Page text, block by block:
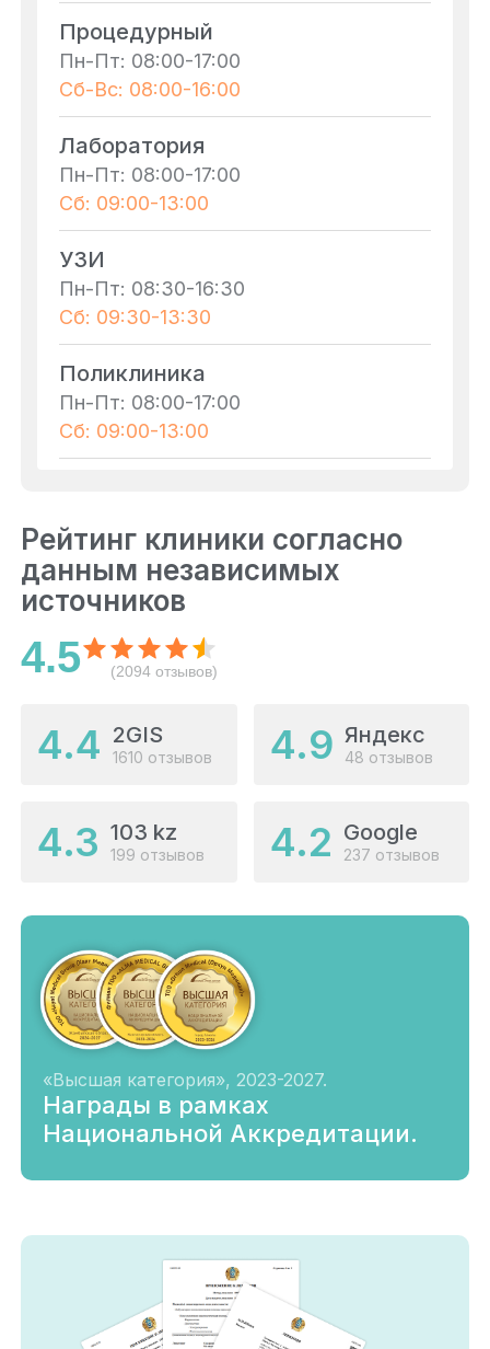
Процедурный
Пн-Пт: 08:00-17:00
Сб-Вс: 08:00-16:00
Лаборатория
Пн-Пт: 08:00-17:00
Сб: 09:00-13:00
УЗИ
Пн-Пт: 08:30-16:30
Сб: 09:30-13:30
Поликлиника
Пн-Пт: 08:00-17:00
Сб: 09:00-13:00
Рейтинг клиники согласно
данным независимых
источников
4.5 (2094 отзывов)
4.4 2GIS
1610 отзывов 4.9 Яндекс
48 отзывов
4.3 103 kz
199 отзывов 4.2 Google
237 отзывов
«Высшая категория», 2023-2027.
Награды в рамках
Национальной Аккредитации.